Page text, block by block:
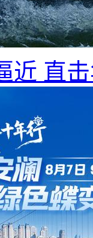
近 直